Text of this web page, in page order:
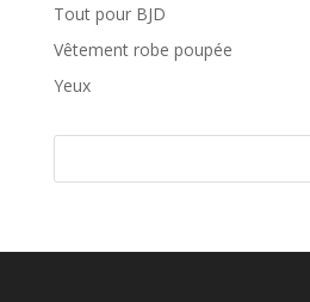
Tout pour BJD
Vêtement robe poupée
Yeux